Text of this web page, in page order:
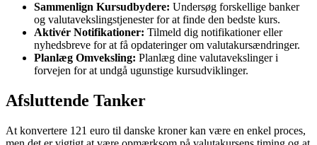
Sammenlign Kursudbydere: Undersøg forskellige banker
og valutavekslingstjenester for at finde den bedste kurs.
Aktivér Notifikationer: Tilmeld dig notifikationer eller
nyhedsbreve for at få opdateringer om valutakursændringer.
Planlæg Omveksling: Planlæg dine valutavekslinger i
forvejen for at undgå ugunstige kursudviklinger.
Afsluttende Tanker
At konvertere 121 euro til danske kroner kan være en enkel proces,